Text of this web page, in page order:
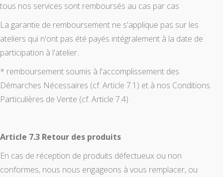
tous nos services sont remboursés au cas par cas
La garantie de remboursement ne s'applique pas sur les
ateliers qui n'ont pas été payés intégralement à la date de
participation à l'atelier.
* remboursement soumis à l'accomplissement des
Démarches Nécessaires (cf. Article 7.1) et à nos Conditions
Particulières de Vente (cf. Article 7.4)
Article 7.3 Retour des produits
En cas de réception de produits défectueux ou non
conformes, nous nous engageons à vous remplacer, ou